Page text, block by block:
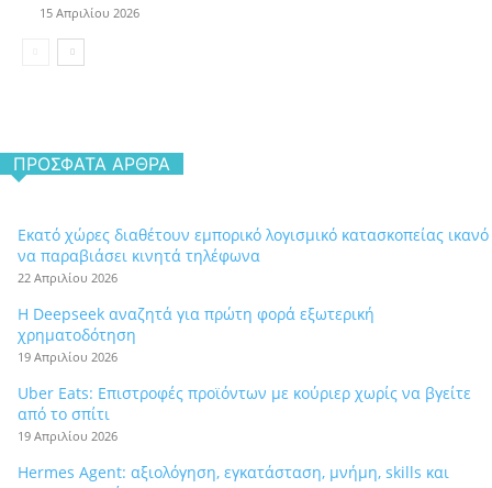
15 Απριλίου 2026
ΠΡΌΣΦΑΤΑ ΆΡΘΡΑ
Εκατό χώρες διαθέτουν εμπορικό λογισμικό κατασκοπείας ικανό
να παραβιάσει κινητά τηλέφωνα
22 Απριλίου 2026
Η Deepseek αναζητά για πρώτη φορά εξωτερική
χρηματοδότηση
19 Απριλίου 2026
Uber Eats: Επιστροφές προϊόντων με κούριερ χωρίς να βγείτε
από το σπίτι
19 Απριλίου 2026
Hermes Agent: αξιολόγηση, εγκατάσταση, μνήμη, skills και